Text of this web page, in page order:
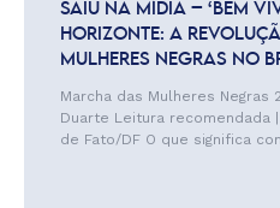
SAIU NA MÍDIA – ‘BEM
HORIZONTE: A
MULHERES NEGRAS NO
Marcha das Mulheres Negras
Duarte Leitura recomendada
de Fato/DF O que significa